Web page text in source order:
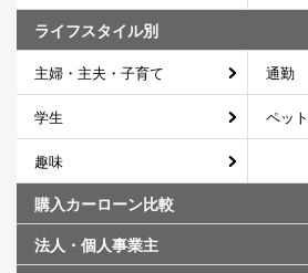
ライフスタイル別
主婦・主夫・子育て 通勤
学生 ペット
趣味
購入カーローン比較
法人・個人事業主